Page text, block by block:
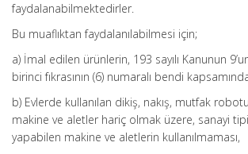
faydalanabilmektedirler.
Bu muaflıktan faydalanılabilmesi için;
a) İmal edilen ürünlerin, 193 sayılı Kanunun
birinci fıkrasının (6) numaralı bendi
b) Evlerde kullanılan dikiş, nakış, mutfak
makine ve aletler hariç olmak üzere, sanayi
yapabilen makine ve aletlerin kullanılmaması,